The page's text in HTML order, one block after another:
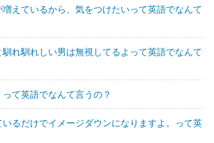
えているから、気をつけたいって英語でなんて
馴れ馴れしい男は無視してるよって英語でなんて
て英語でなんて言うの？
るだけでイメージダウンになりますよ。って英